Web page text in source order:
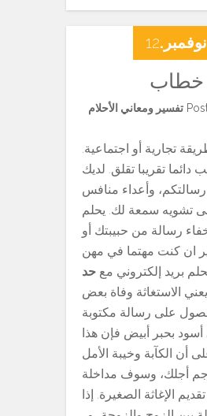
خطاب
تفسير ومعاني الأحلام
تجارية أو اجتماعية.
دائما تقريبا تقلق. لديك
وأعداء منافس
تشويه سمعة لك. يحلم
رسالة من حبيبتك أو
ان كنت مهتما في مهن
بريد إلكتروني مع حد
الاستغاثة وفاة بعض
على رسالة مكتوبة
بحبر أبيض فإن هذا
أن الكآبة وخيبة الأمل
أجلك، وسوف مداخلة
الإغاثة الصغيرة. إذا
نوفمبر.12